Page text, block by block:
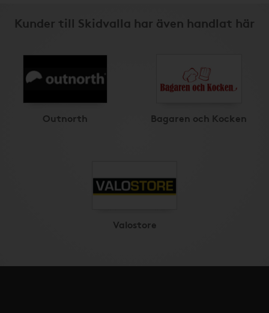
Kunder till Skidvalla har även handlat här
Outnorth Bagaren och Kocken
Valostore